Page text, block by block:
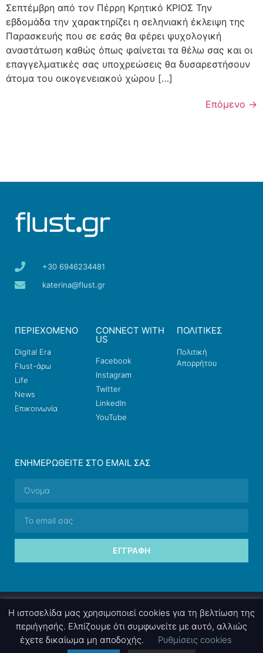
Σεπτέμβρη από τον Πέρρη Κρητικό ΚΡΙΟΣ Την
εβδομάδα την χαρακτηρίζει η σεληνιακή έκλειψη της
Παρασκευής που σε εσάς θα φέρει ψυχολογική
αναστάτωση καθώς όπως φαίνεται τα θέλω σας και οι
επαγγελματικές σας υποχρεώσεις θα δυσαρεστήσουν
άτομα του οικογενειακού χώρου […]
Επόμενο →
+30 6946234481
katerina@flust.gr
ΠΕΡΙΕΧΟΜΕΝΟ
Digital Era
Flust-άρω
Life
News
Επικοινωνία
CONNECT WITH
US
Facebook
Instagram
Twitter
LinkedIn
YouTube
ΠΟΛΙΤΙΚΕΣ
Πολιτική
Απορρήτου
ΕΝΗΜΕΡΩΘΕΊΤΕ ΣΤΟ EMAIL ΣΑΣ
ΕΓΓΡΑΦΉ
Η ιστοσελίδα μας χρησιμοποιεί cookies για τη βελτίωση της
περιήγησής. Ελπίζουμε ότι συμφωνείτε με αυτό, αλλιώς
έχετε δικαίωμα μη αποδοχής.
Ρυθμίσεις cookies